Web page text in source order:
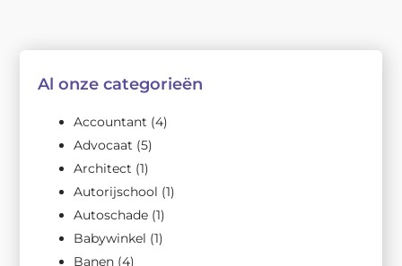
Al onze categorieën
Accountant (4)
Advocaat (5)
Architect (1)
Autorijschool (1)
Autoschade (1)
Babywinkel (1)
Banen (4)